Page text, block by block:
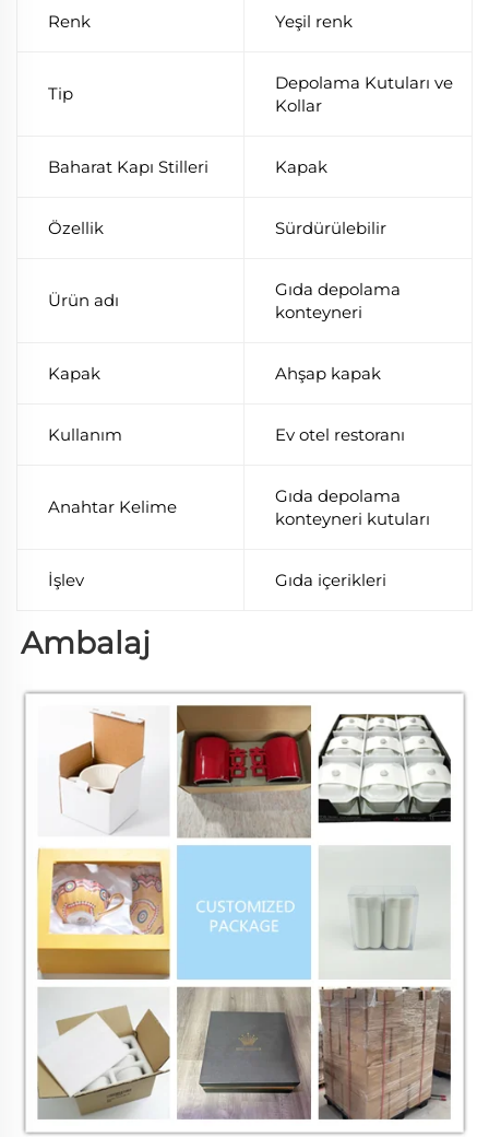
Renk Yeşil renk
Tip
Depolama Kutuları ve
Kollar
Baharat Kapı Stilleri Kapak
Özellik Sürdürülebilir
Ürün adı
Gıda depolama
konteyneri
Kapak Ahşap kapak
Kullanım Ev otel restoranı
Anahtar Kelime
Gıda depolama
konteyneri kutuları
İşlev Gıda içerikleri
Ambalaj